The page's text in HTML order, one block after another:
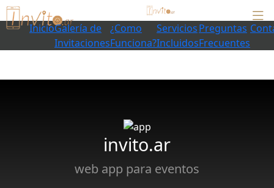
InicioGalería de
Invitaciones
¿Como
Funciona?
Servicios
Incluidos
Preguntas
Frecuentes
invito.ar
web app para eventos